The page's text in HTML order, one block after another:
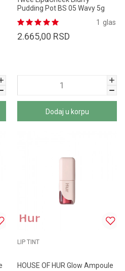
Pudding Pot BS 05 Wavy 5g
glas
1
2.665,00 RSD
Dodaj u korpu
LIP TINT
HOUSE OF HUR Glow Ampoule